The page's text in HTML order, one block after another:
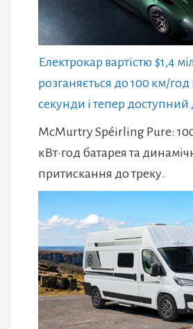
Електрокар вартістю $1,4
розганяється до 100 км/год
секунди і тепер
McMurtry Spéirling Pure:
кВт·год батарея та
притискання до треку.